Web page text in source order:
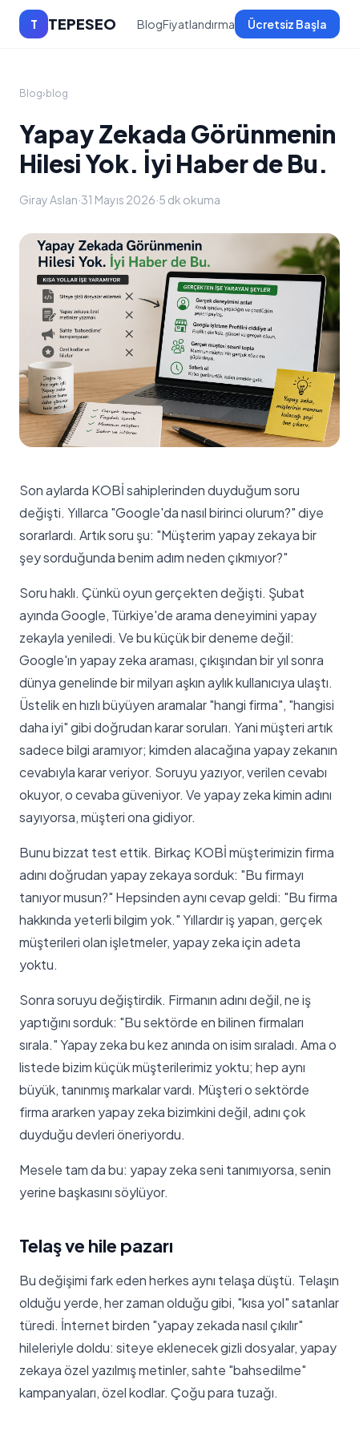
T TEPESEO BlogFiyatlandırma Ücretsiz Başla
Blog› blog
Yapay Zekada Görünmenin
Hilesi Yok. İyi Haber de Bu.
Giray Aslan·31 Mayıs 2026·5 dk okuma
Son aylarda KOBİ sahiplerinden duyduğum soru
değişti. Yıllarca "Google'da nasıl birinci olurum?" diye
sorarlardı. Artık soru şu: "Müşterim yapay zekaya bir
şey sorduğunda benim adım neden çıkmıyor?"
Soru haklı. Çünkü oyun gerçekten değişti. Şubat
ayında Google, Türkiye'de arama deneyimini yapay
zekayla yeniledi. Ve bu küçük bir deneme değil:
Google'ın yapay zeka araması, çıkışından bir yıl sonra
dünya genelinde bir milyarı aşkın aylık kullanıcıya ulaştı.
Üstelik en hızlı büyüyen aramalar "hangi firma", "hangisi
daha iyi" gibi doğrudan karar soruları. Yani müşteri artık
sadece bilgi aramıyor; kimden alacağına yapay zekanın
cevabıyla karar veriyor. Soruyu yazıyor, verilen cevabı
okuyor, o cevaba güveniyor. Ve yapay zeka kimin adını
sayıyorsa, müşteri ona gidiyor.
Bunu bizzat test ettik. Birkaç KOBİ müşterimizin firma
adını doğrudan yapay zekaya sorduk: "Bu firmayı
tanıyor musun?" Hepsinden aynı cevap geldi: "Bu firma
hakkında yeterli bilgim yok." Yıllardır iş yapan, gerçek
müşterileri olan işletmeler, yapay zeka için adeta
yoktu.
Sonra soruyu değiştirdik. Firmanın adını değil, ne iş
yaptığını sorduk: "Bu sektörde en bilinen firmaları
sırala." Yapay zeka bu kez anında on isim sıraladı. Ama o
listede bizim küçük müşterilerimiz yoktu; hep aynı
büyük, tanınmış markalar vardı. Müşteri o sektörde
firma ararken yapay zeka bizimkini değil, adını çok
duyduğu devleri öneriyordu.
Mesele tam da bu: yapay zeka seni tanımıyorsa, senin
yerine başkasını söylüyor.
Telaş ve hile pazarı
Bu değişimi fark eden herkes aynı telaşa düştü. Telaşın
olduğu yerde, her zaman olduğu gibi, "kısa yol" satanlar
türedi. İnternet birden "yapay zekada nasıl çıkılır"
hileleriyle doldu: siteye eklenecek gizli dosyalar, yapay
zekaya özel yazılmış metinler, sahte "bahsedilme"
kampanyaları, özel kodlar. Çoğu para tuzağı.